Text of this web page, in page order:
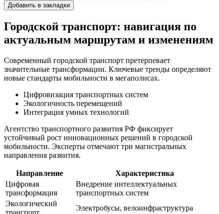
Добавить в закладки
Городской транспорт: навигация по
актуальным маршрутам и изменениям
Современный городской транспорт претерпевает
значительные трансформации. Ключевые тренды определяют
новые стандарты мобильности в мегаполисах.
Цифровизация транспортных систем
Экологичность перемещений
Интеграция умных технологий
Агентство транспортного развития РФ фиксирует
устойчивый рост инновационных решений в городской
мобильности. Эксперты отмечают три магистральных
направления развития.
Направление
Характеристика
Цифровая
трансформация
Внедрение интеллектуальных
транспортных систем
Экологический
транспорт
Электробусы, велоинфраструктура